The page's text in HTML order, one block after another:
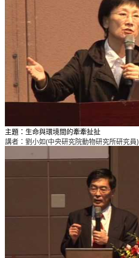
主題：生命與環境間的牽牽扯扯
講者：劉小如(中央研究院動物研究所研究員)